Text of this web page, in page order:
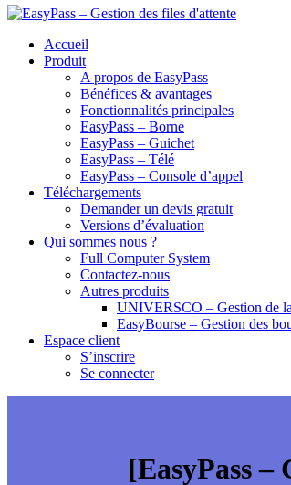
Accueil
Produit
A propos de EasyPass
Bénéfices & avantages
Fonctionnalités principales
EasyPass – Borne
EasyPass – Guichet
EasyPass – Télé
EasyPass – Console d’appel
Téléchargements
Demander un devis gratuit
Versions d’évaluation
Qui sommes nous ?
Full Computer System
Contactez-nous
Autres produits
UNIVERSCO – Gestion de
EasyBourse – Gestion des
Espace client
S’inscrire
Se connecter
[EasyPass –